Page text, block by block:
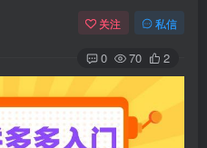
关注 私信
0 70 2